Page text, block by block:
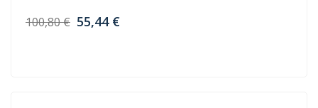
100,80 € 55,44 €